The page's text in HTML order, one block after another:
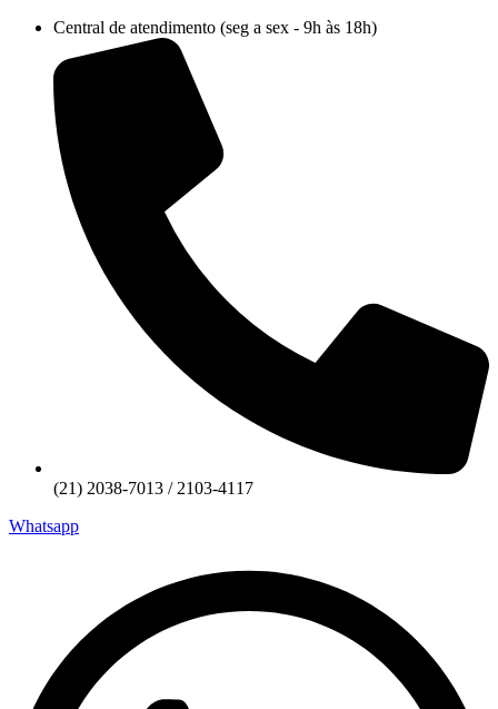
conteúdo
Central de atendimento (seg a sex - 9h às 18h)
(21) 2038-7013 / 2103-4117
Whatsapp